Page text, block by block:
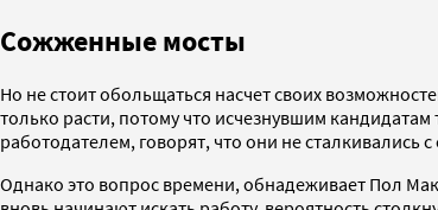
Сожженные мосты
Но не стоит обольщаться насчет своих
только расти, потому что исчезнувшим
работодателем, говорят, что они не
Однако это вопрос времени, обнадеживает Пол